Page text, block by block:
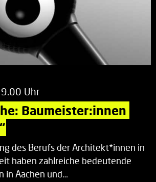
Uhr
Baumeister:innen
des Berufs der Architekt*innen in
haben zahlreiche bedeutende
in Aachen und…